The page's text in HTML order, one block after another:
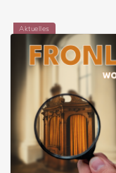
Aktuelles